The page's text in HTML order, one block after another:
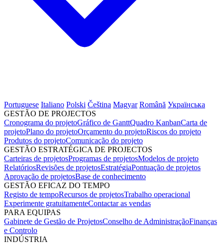
Portuguese Italiano Polski Čeština Magyar Română Українська
GESTÃO DE PROJECTOS
Cronograma do projetoGráfico de GanttQuadro KanbanCarta de
projetoPlano do projetoOrçamento do projetoRiscos do projeto
Produtos do projetoComunicação do projeto
GESTÃO ESTRATÉGICA DE PROJECTOS
Carteiras de projetosProgramas de projetosModelos de projeto
RelatóriosRevisões de projetosEstratégiaPontuação de projetos
Aprovação de projetosBase de conhecimento
GESTÃO EFICAZ DO TEMPO
Registo de tempoRecursos de projetosTrabalho operacional
Experimente gratuitamenteContactar as vendas
PARA EQUIPAS
Gabinete de Gestão de ProjetosConselho de AdministraçãoFinanças
e Controlo
INDÚSTRIA